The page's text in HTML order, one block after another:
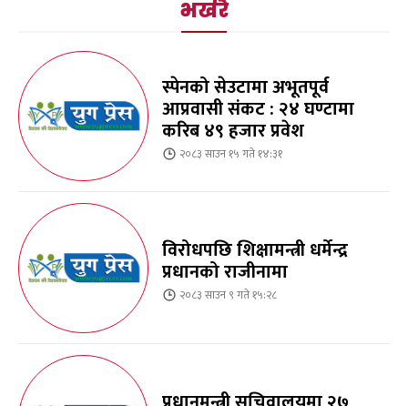
भर्खरै
स्पेनको सेउटामा अभूतपूर्व
आप्रवासी संकट : २४ घण्टामा
करिब ४९ हजार प्रवेश
२०८३ साउन १५ गते १४:३१
विरोधपछि शिक्षामन्त्री धर्मेन्द्र
प्रधानको राजीनामा
२०८३ साउन ९ गते १५:२८